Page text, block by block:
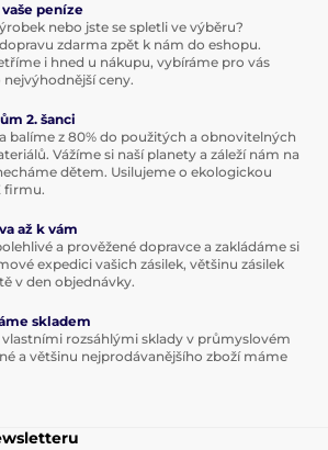
peníze
nebo jste se spletli ve výběru?
zdarma zpět k nám do eshopu.
i hned u nákupu, vybíráme pro vás
ceny.
2. šanci
balíme z 80% do použitých a obnovitelných
Vážíme si naší planety a záleží nám na
dětem. Usilujeme o ekologickou
firmu.
až k vám
a prověžené dopravce a zakládáme si
expedici vašich zásilek, většinu zásilek
v den objednávky.
skladem
rozsáhlými sklady v průmyslovém
a většinu nejprodávanějšího zboží máme